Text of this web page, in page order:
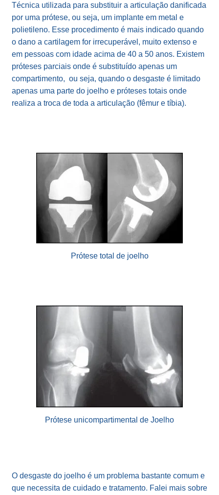
Técnica utilizada para substituir a articulação danificada
por uma prótese, ou seja, um implante em metal e
polietileno. Esse procedimento é mais indicado quando
o dano a cartilagem for irrecuperável, muito extenso e
em pessoas com idade acima de 40 a 50 anos. Existem
próteses parciais onde é substituído apenas um
compartimento, ou seja, quando o desgaste é limitado
apenas uma parte do joelho e próteses totais onde
realiza a troca de toda a articulação (fêmur e tíbia).
Prótese total de joelho
Prótese unicompartimental de Joelho
O desgaste do joelho é um problema bastante comum e
que necessita de cuidado e tratamento. Falei mais sobre